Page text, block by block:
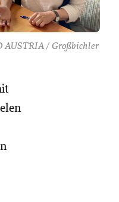
AUSTRIA / Großbichler